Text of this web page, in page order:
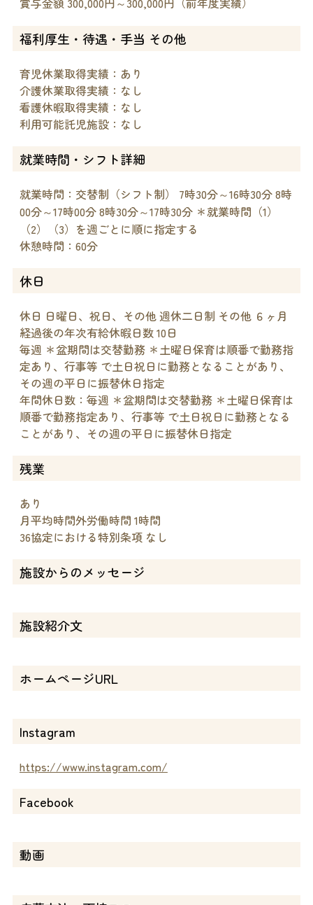
福利厚生・待遇・手当 その他
育児休業取得実績：あり
介護休業取得実績：なし
看護休暇取得実績：なし
利用可能託児施設：なし
就業時間・シフト詳細
就業時間：交替制（シフト制） 7時30分～16時30分 8時
00分～17時00分 8時30分～17時30分 ＊就業時間（1）
（2）（3）を週ごとに順に指定する
休憩時間：60分
休日
休日 日曜日、祝日、その他 週休二日制 その他 ６ヶ月
経過後の年次有給休暇日数 10日
毎週 ＊盆期間は交替勤務 ＊土曜日保育は順番で勤務指
定あり、行事等 で土日祝日に勤務となることがあり、
その週の平日に振替休日指定
年間休日数：毎週 ＊盆期間は交替勤務 ＊土曜日保育は
順番で勤務指定あり、行事等 で土日祝日に勤務となる
ことがあり、その週の平日に振替休日指定
残業
あり
月平均時間外労働時間 1時間
36協定における特別条項 なし
施設からのメッセージ
施設紹介文
ホームページURL
Instagram
https://www.instagram.com/
Facebook
動画